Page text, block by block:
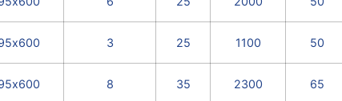
3 25 1100 50
8 35 2300 65